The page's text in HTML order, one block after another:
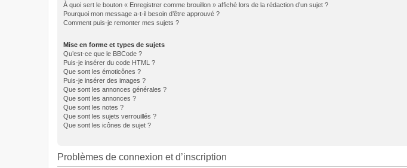
À quoi sert le bouton « Enregistrer comme brouillon » affiché lors de la rédaction d’un sujet ?
Pourquoi mon message a-t-il besoin d’être approuvé ?
Comment puis-je remonter mes sujets ?
Mise en forme et types de sujets
Qu’est-ce que le BBCode ?
Puis-je insérer du code HTML ?
Que sont les émoticônes ?
Puis-je insérer des images ?
Que sont les annonces générales ?
Que sont les annonces ?
Que sont les notes ?
Que sont les sujets verrouillés ?
Que sont les icônes de sujet ?
Problèmes de connexion et d’inscription